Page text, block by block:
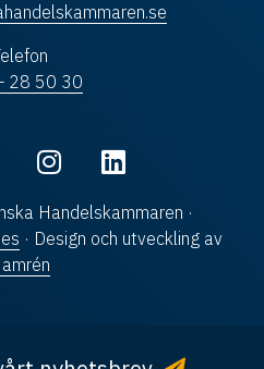
28 50 30
Handelskammaren ·
· Design och utveckling av